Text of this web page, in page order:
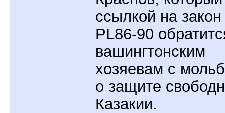
ссылкой на закон
PL86-90
вашингтонским
хозяевам с
о защите
Казакии.